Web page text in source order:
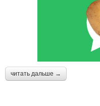
читать дальше →